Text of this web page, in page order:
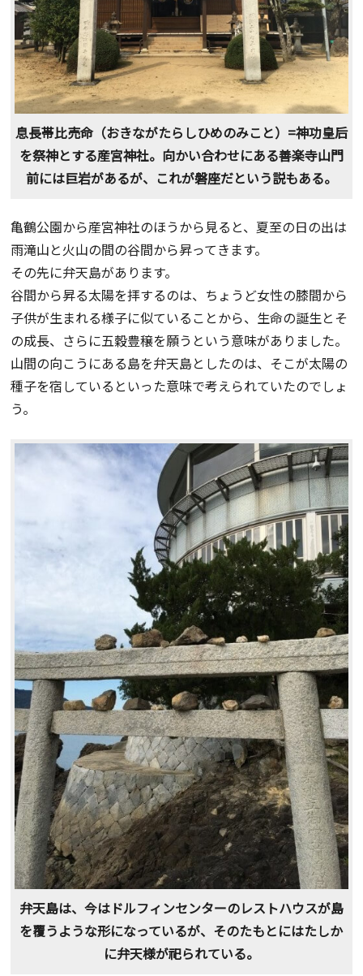
息長帯比売命（おきながたらしひめのみこと）=神功皇后
を祭神とする産宮神社。向かい合わせにある善楽寺山門
前には巨岩があるが、これが磐座だという説もある。
亀鶴公園から産宮神社のほうから見ると、夏至の日の出は
雨滝山と火山の間の谷間から昇ってきます。
その先に弁天島があります。
谷間から昇る太陽を拝するのは、ちょうど女性の膝間から
子供が生まれる様子に似ていることから、生命の誕生とそ
の成長、さらに五穀豊穣を願うという意味がありました。
山間の向こうにある島を弁天島としたのは、そこが太陽の
種子を宿しているといった意味で考えられていたのでしょ
う。
弁天島は、今はドルフィンセンターのレストハウスが島
を覆うような形になっているが、そのたもとにはたしか
に弁天様が祀られている。